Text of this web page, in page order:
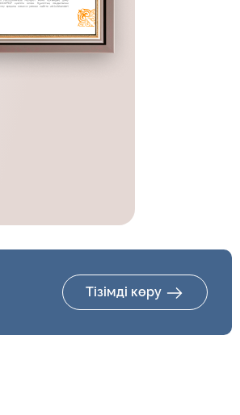
Тізімді көру